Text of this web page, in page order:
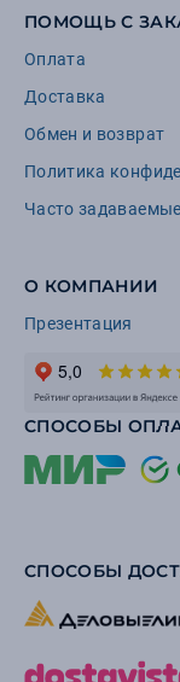
ПОМОЩЬ С
Оплата
Доставка
Обмен и возврат
Политика
Часто
О КОМПАНИИ
Презентация
СПОСОБЫ
СПОСОБЫ